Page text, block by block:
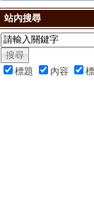
站內搜尋
標題 內容